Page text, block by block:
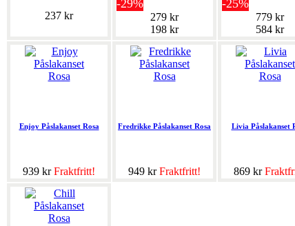
237 kr
-29%
279 kr
198 kr
-25%
779 kr
584 kr
Enjoy Påslakanset Rosa
939 krFraktfritt!
Fredrikke Påslakanset Rosa
949 krFraktfritt!
Livia Påslakanset
869 kr